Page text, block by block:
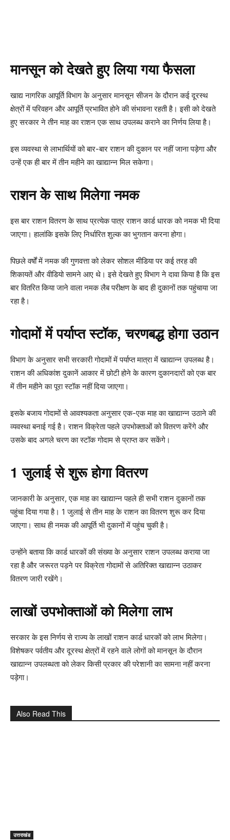
मानसून को देखते हुए लिया गया फैसला
खाद्य नागरिक आपूर्ति विभाग के अनुसार मानसून सीजन के दौरान कई दूरस्थ
क्षेत्रों में परिवहन और आपूर्ति प्रभावित होने की संभावना रहती है। इसी को देखते
हुए सरकार ने तीन माह का राशन एक साथ उपलब्ध कराने का निर्णय लिया है।
इस व्यवस्था से लाभार्थियों को बार-बार राशन की दुकान पर नहीं जाना पड़ेगा और
उन्हें एक ही बार में तीन महीने का खाद्यान्न मिल सकेगा।
राशन के साथ मिलेगा नमक
इस बार राशन वितरण के साथ प्रत्येक पात्र राशन कार्ड धारक को नमक भी दिया
जाएगा। हालांकि इसके लिए निर्धारित शुल्क का भुगतान करना होगा।
पिछले वर्षों में नमक की गुणवत्ता को लेकर सोशल मीडिया पर कई तरह की
शिकायतें और वीडियो सामने आए थे। इसे देखते हुए विभाग ने दावा किया है कि इस
बार वितरित किया जाने वाला नमक लैब परीक्षण के बाद ही दुकानों तक पहुंचाया जा
रहा है।
गोदामों में पर्याप्त स्टॉक, चरणबद्ध होगा उठान
विभाग के अनुसार सभी सरकारी गोदामों में पर्याप्त मात्रा में खाद्यान्न उपलब्ध है।
राशन की अधिकांश दुकानें आकार में छोटी होने के कारण दुकानदारों को एक बार
में तीन महीने का पूरा स्टॉक नहीं दिया जाएगा।
इसके बजाय गोदामों से आवश्यकता अनुसार एक-एक माह का खाद्यान्न उठाने की
व्यवस्था बनाई गई है। राशन विक्रेता पहले उपभोक्ताओं को वितरण करेंगे और
उसके बाद अगले चरण का स्टॉक गोदाम से प्राप्त कर सकेंगे।
1 जुलाई से शुरू होगा वितरण
जानकारी के अनुसार, एक माह का खाद्यान्न पहले ही सभी राशन दुकानों तक
पहुंचा दिया गया है। 1 जुलाई से तीन माह के राशन का वितरण शुरू कर दिया
जाएगा। साथ ही नमक की आपूर्ति भी दुकानों में पहुंच चुकी है।
उन्होंने बताया कि कार्ड धारकों की संख्या के अनुसार राशन उपलब्ध कराया जा
रहा है और जरूरत पड़ने पर विक्रेता गोदामों से अतिरिक्त खाद्यान्न उठाकर
वितरण जारी रखेंगे।
लाखों उपभोक्ताओं को मिलेगा लाभ
सरकार के इस निर्णय से राज्य के लाखों राशन कार्ड धारकों को लाभ मिलेगा।
विशेषकर पर्वतीय और दूरस्थ क्षेत्रों में रहने वाले लोगों को मानसून के दौरान
खाद्यान्न उपलब्धता को लेकर किसी प्रकार की परेशानी का सामना नहीं करना
पड़ेगा।
Also Read This
उत्तराखंड